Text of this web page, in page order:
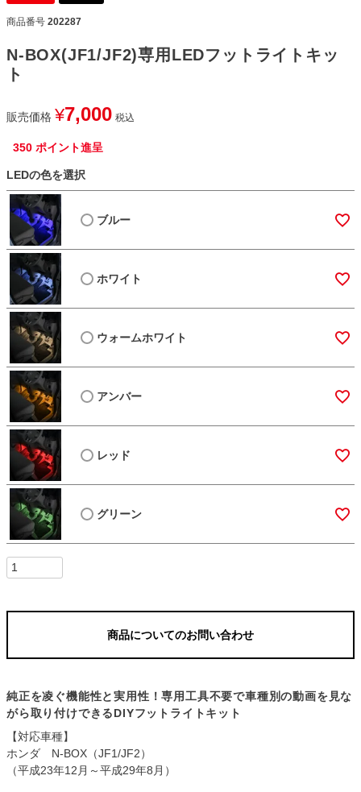
商品番号 202287
N-BOX(JF1/JF2)専用LEDフットライトキッ
ト
販売価格 ¥7,000 税込
350 ポイント進呈
LEDの色を選択
ブルー
ホワイト
ウォームホワイト
アンバー
レッド
グリーン
商品についてのお問い合わせ
純正を凌ぐ機能性と実用性！専用工具不要で車種別の動画を見な
がら取り付けできるDIYフットライトキット
【対応車種】
ホンダ N-BOX（JF1/JF2）
（平成23年12月～平成29年8月）